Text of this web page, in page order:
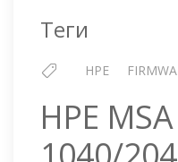
Теги
HPE
HPE MSA